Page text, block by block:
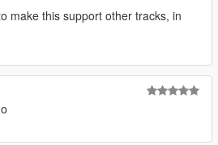
make this support other tracks, in